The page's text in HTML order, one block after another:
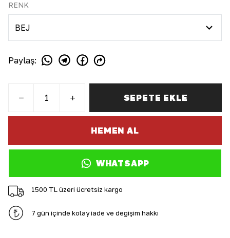
RENK
Paylaş:
SEPETE EKLE
HEMEN AL
WHATSAPP
1500 TL üzeri ücretsiz kargo
7 gün içinde kolay iade ve değişim hakkı